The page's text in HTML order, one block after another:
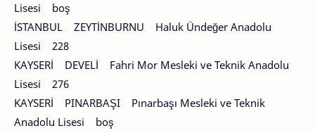
Lisesi boş
İSTANBUL ZEYTİNBURNU Haluk Ündeğer Anadolu
Lisesi 228
KAYSERİ DEVELİ Fahri Mor Mesleki ve Teknik Anadolu
Lisesi 276
KAYSERİ PINARBAŞI Pınarbaşı Mesleki ve Teknik
Anadolu Lisesi boş